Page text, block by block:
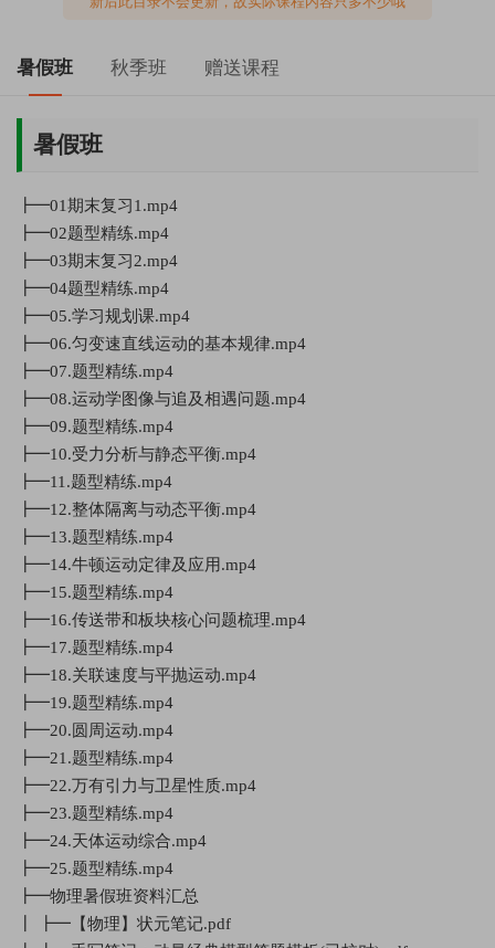
暑假班 秋季班 赠送课程
暑假班
┣━01期末复习1.mp4
┣━02题型精练.mp4
┣━03期末复习2.mp4
┣━04题型精练.mp4
┣━05.学习规划课.mp4
┣━06.匀变速直线运动的基本规律.mp4
┣━07.题型精练.mp4
┣━08.运动学图像与追及相遇问题.mp4
┣━09.题型精练.mp4
┣━10.受力分析与静态平衡.mp4
┣━11.题型精练.mp4
┣━12.整体隔离与动态平衡.mp4
┣━13.题型精练.mp4
┣━14.牛顿运动定律及应用.mp4
┣━15.题型精练.mp4
┣━16.传送带和板块核心问题梳理.mp4
┣━17.题型精练.mp4
┣━18.关联速度与平抛运动.mp4
┣━19.题型精练.mp4
┣━20.圆周运动.mp4
┣━21.题型精练.mp4
┣━22.万有引力与卫星性质.mp4
┣━23.题型精练.mp4
┣━24.天体运动综合.mp4
┣━25.题型精练.mp4
┣━物理暑假班资料汇总
┃ ┣━【物理】状元笔记.pdf